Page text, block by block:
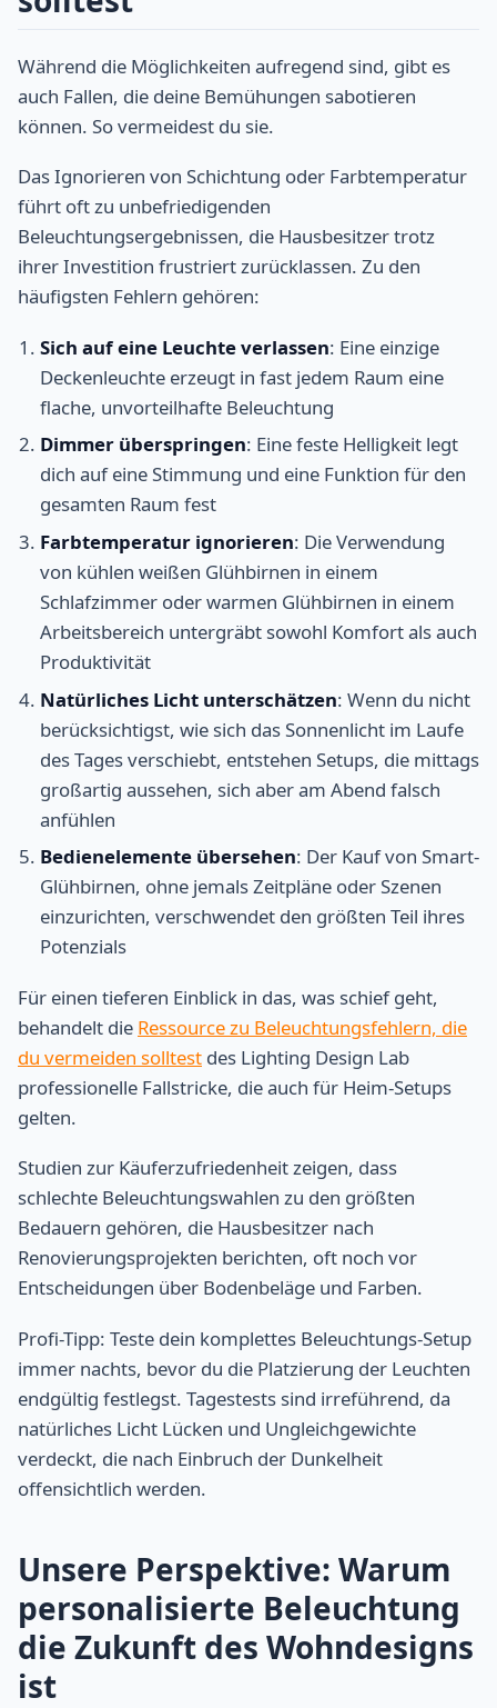
Während die Möglichkeiten aufregend sind, gibt es
auch Fallen, die deine Bemühungen sabotieren
können. So vermeidest du sie.
Das Ignorieren von Schichtung oder Farbtemperatur
führt oft zu unbefriedigenden
Beleuchtungsergebnissen, die Hausbesitzer trotz
ihrer Investition frustriert zurücklassen. Zu den
häufigsten Fehlern gehören:
Sich auf eine Leuchte verlassen: Eine einzige
Deckenleuchte erzeugt in fast jedem Raum eine
flache, unvorteilhafte Beleuchtung
Dimmer überspringen: Eine feste Helligkeit legt
dich auf eine Stimmung und eine Funktion für den
gesamten Raum fest
Farbtemperatur ignorieren: Die Verwendung
von kühlen weißen Glühbirnen in einem
Schlafzimmer oder warmen Glühbirnen in einem
Arbeitsbereich untergräbt sowohl Komfort als auch
Produktivität
Natürliches Licht unterschätzen: Wenn du nicht
berücksichtigst, wie sich das Sonnenlicht im Laufe
des Tages verschiebt, entstehen Setups, die mittags
großartig aussehen, sich aber am Abend falsch
anfühlen
Bedienelemente übersehen: Der Kauf von Smart-
Glühbirnen, ohne jemals Zeitpläne oder Szenen
einzurichten, verschwendet den größten Teil ihres
Potenzials
Für einen tieferen Einblick in das, was schief geht,
behandelt die Ressource zu Beleuchtungsfehlern, die
du vermeiden solltest des Lighting Design Lab
professionelle Fallstricke, die auch für Heim-Setups
gelten.
Studien zur Käuferzufriedenheit zeigen, dass
schlechte Beleuchtungswahlen zu den größten
Bedauern gehören, die Hausbesitzer nach
Renovierungsprojekten berichten, oft noch vor
Entscheidungen über Bodenbeläge und Farben.
Profi-Tipp: Teste dein komplettes Beleuchtungs-Setup
immer nachts, bevor du die Platzierung der Leuchten
endgültig festlegst. Tagestests sind irreführend, da
natürliches Licht Lücken und Ungleichgewichte
verdeckt, die nach Einbruch der Dunkelheit
offensichtlich werden.
Unsere Perspektive: Warum
personalisierte Beleuchtung
die Zukunft des Wohndesigns
ist